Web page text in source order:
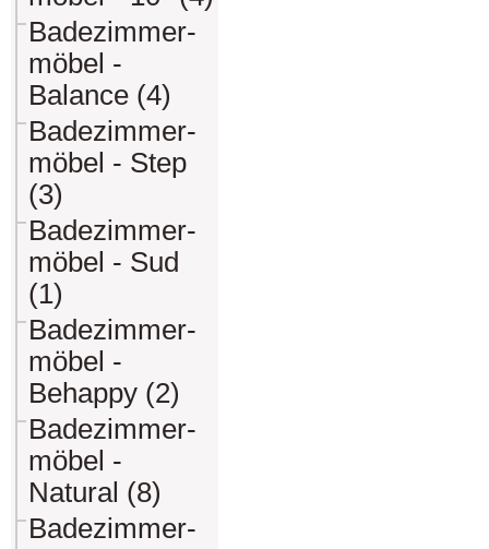
Badezimmer-
möbel -
Balance (4)
Badezimmer-
möbel - Step
(3)
Badezimmer-
möbel - Sud
(1)
Badezimmer-
möbel -
Behappy (2)
Badezimmer-
möbel -
Natural (8)
Badezimmer-